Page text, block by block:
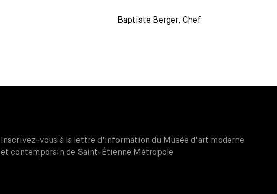
Baptiste Berger, Chef
Inscrivez-vous à la lettre d'information du Musée d'art moderne
et contemporain de Saint-Étienne Métropole